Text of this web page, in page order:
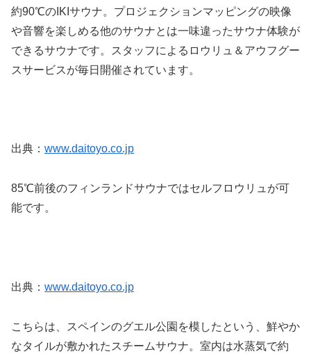
約90℃のIKIサウナ。プロジェクションマッピングの映像
や音響を楽しめる他のサウナとは一味違ったサウナ体験が
できるサウナです。スタッフによるロウリュ＆アウフグー
スサービスが毎日開催されています。
出典： www.daitoyo.co.jp
85℃前後のフィンランドサウナではセルフロウリュが可
能です。
出典： www.daitoyo.co.jp
こちらは、スペインのグエル公園を模したという、鮮やか
なタイルが敷かれたスチームサウナ。室内は水蒸気で約